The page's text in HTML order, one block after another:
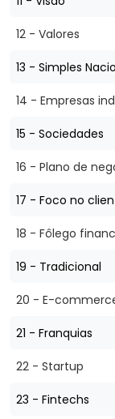
12 - Valores
13 - Simples
14 - Empresas
15 - Sociedades
16 - Plano de
17 - Foco no
18 - Fôlego
19 - Tradicional
20 - E-
21 - Franquias
22 - Startup
23 - Fintechs